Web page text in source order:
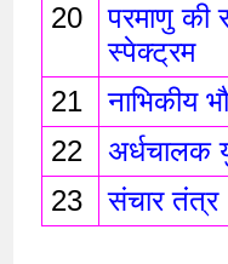
20
परमाणु की
स्पेक्ट्रम
21
नाभिकीय
22
अर्धचालक
23
संचार तंत्र